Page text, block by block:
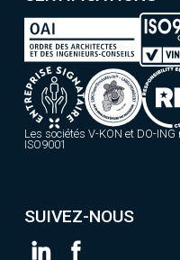
Les sociétés V-KON et DO-
ISO9001
SUIVEZ-NOUS